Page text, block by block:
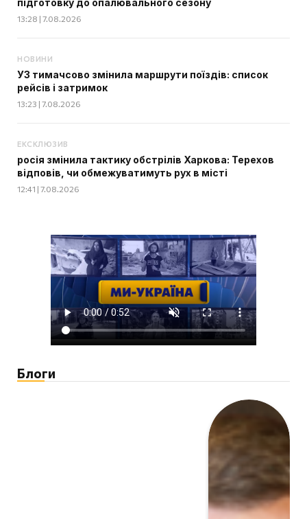
13:28 | 7.08.2026
НОВИНИ
УЗ тимачсово змінила маршрути поїздів: список
рейсів і затримок
13:23 | 7.08.2026
ЕКСКЛЮЗИВ
росія змінила тактику обстрілів Харкова: Терехов
відповів, чи обмежуватимуть рух в місті
12:41 | 7.08.2026
Блоги